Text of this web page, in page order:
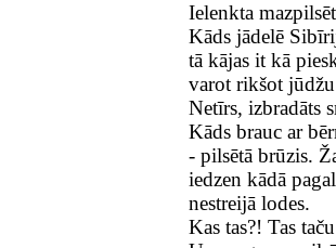
Ielenkta
Kāds jādelē
tā kājas it kā
varot rikšot
Netīrs, izbradāts
Kāds brauc ar
- pilsētā brūzis.
iedzen kādā
nestreijā lodes.
Kas tas?! Tas